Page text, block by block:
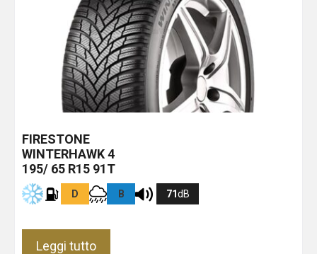
FIRESTONE
WINTERHAWK 4
195/ 65 R15 91T
D B 71dB
Leggi tutto